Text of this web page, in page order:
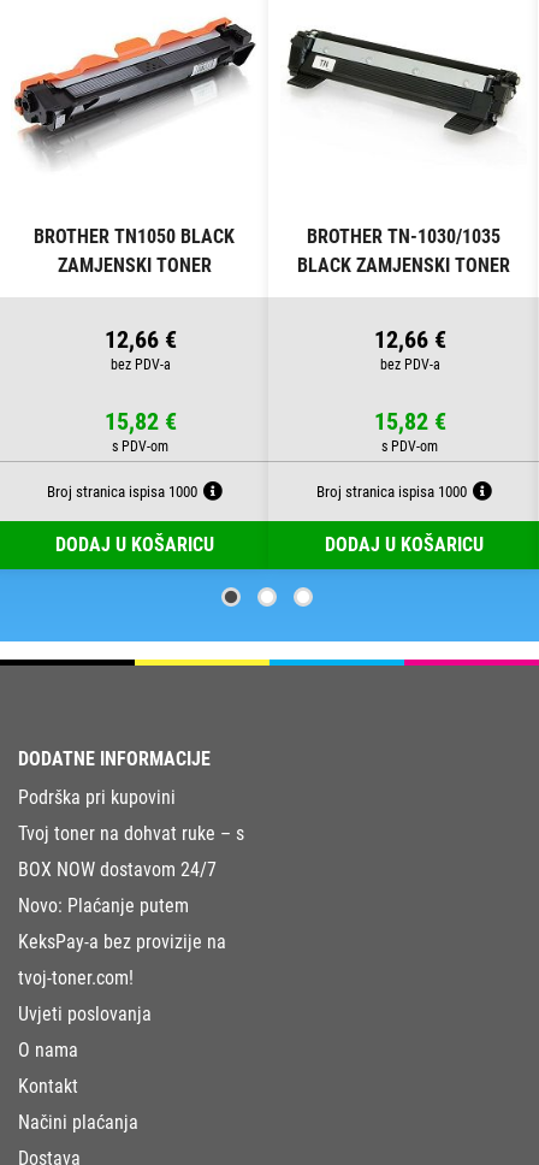
BROTHER TN1050 BLACK
ZAMJENSKI TONER
12,66 €
15,82 €
Broj stranica ispisa 1000
DODAJ U KOŠARICU
BROTHER TN-1030/1035
BLACK ZAMJENSKI TONER
12,66 €
15,82 €
Broj stranica ispisa 1000
DODAJ U KOŠARICU
DODATNE INFORMACIJE
Podrška pri kupovini
Tvoj toner na dohvat ruke – s
BOX NOW dostavom 24/7
Novo: Plaćanje putem
KeksPay-a bez provizije na
tvoj-toner.com!
Uvjeti poslovanja
O nama
Kontakt
Načini plaćanja
Dostava